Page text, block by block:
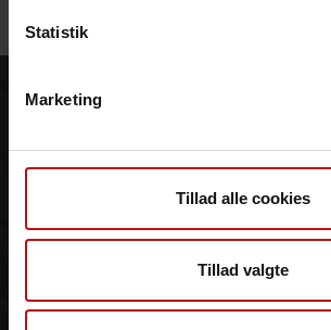
Statistik
Marketing
Tillad alle cookies
Tillad valgte